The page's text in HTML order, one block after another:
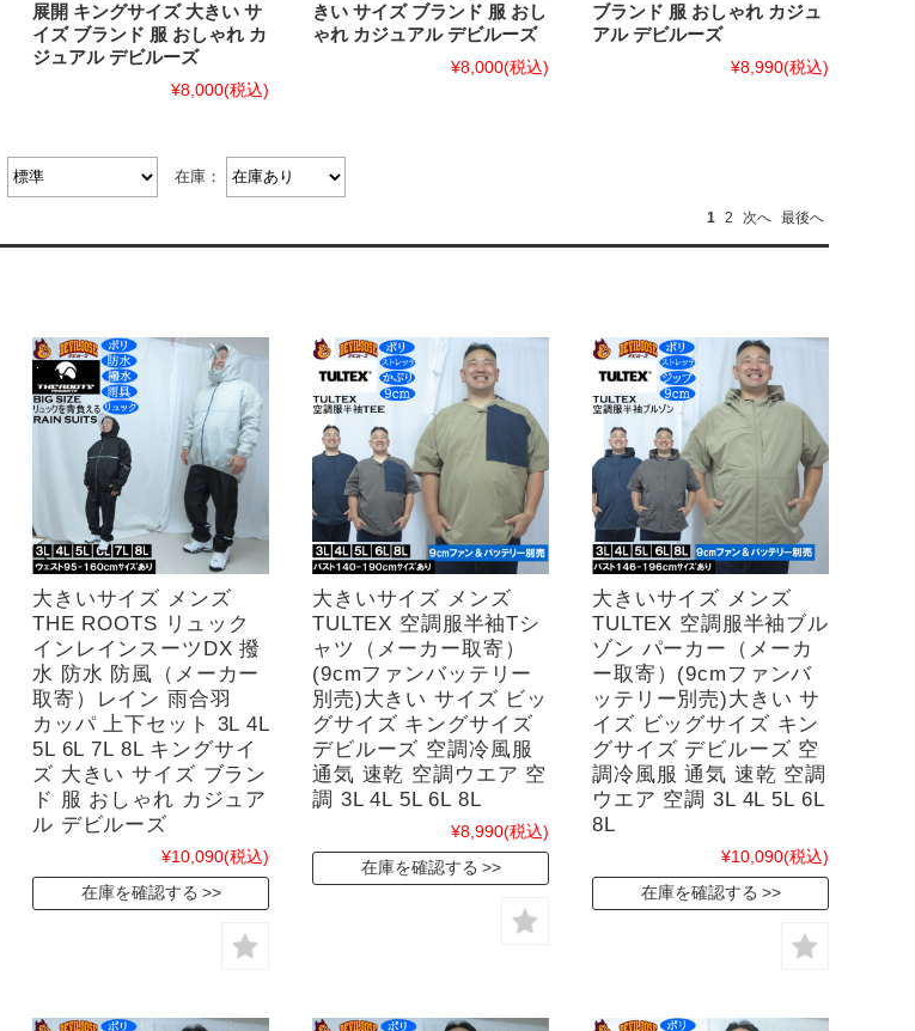
展開 キングサイズ 大きい サ
イズ ブランド 服 おしゃれ カ
ジュアル デビルーズ
¥8,000(税込)
きい サイズ ブランド 服 おし
ゃれ カジュアル デビルーズ
¥8,000(税込)
ブランド 服 おしゃれ カジュ
アル デビルーズ
¥8,990(税込)
在庫：
1 2 次へ 最後へ
大きいサイズ メンズ
THE ROOTS リュック
インレインスーツDX 撥
水 防水 防風（メーカー
取寄）レイン 雨合羽
カッパ 上下セット 3L 4L
5L 6L 7L 8L キングサイ
ズ 大きい サイズ ブラン
ド 服 おしゃれ カジュア
ル デビルーズ
¥10,090(税込)
在庫を確認する
大きいサイズ メンズ
TULTEX 空調服半袖Tシ
ャツ（メーカー取寄）
(9cmファンバッテリー
別売)大きい サイズ ビッ
グサイズ キングサイズ
デビルーズ 空調冷風服
通気 速乾 空調ウエア 空
調 3L 4L 5L 6L 8L
¥8,990(税込)
在庫を確認する
大きいサイズ メンズ
TULTEX 空調服半袖ブル
ゾン パーカー（メーカ
ー取寄）(9cmファンバ
ッテリー別売)大きい サ
イズ ビッグサイズ キン
グサイズ デビルーズ 空
調冷風服 通気 速乾 空調
ウエア 空調 3L 4L 5L 6L
8L
¥10,090(税込)
在庫を確認する